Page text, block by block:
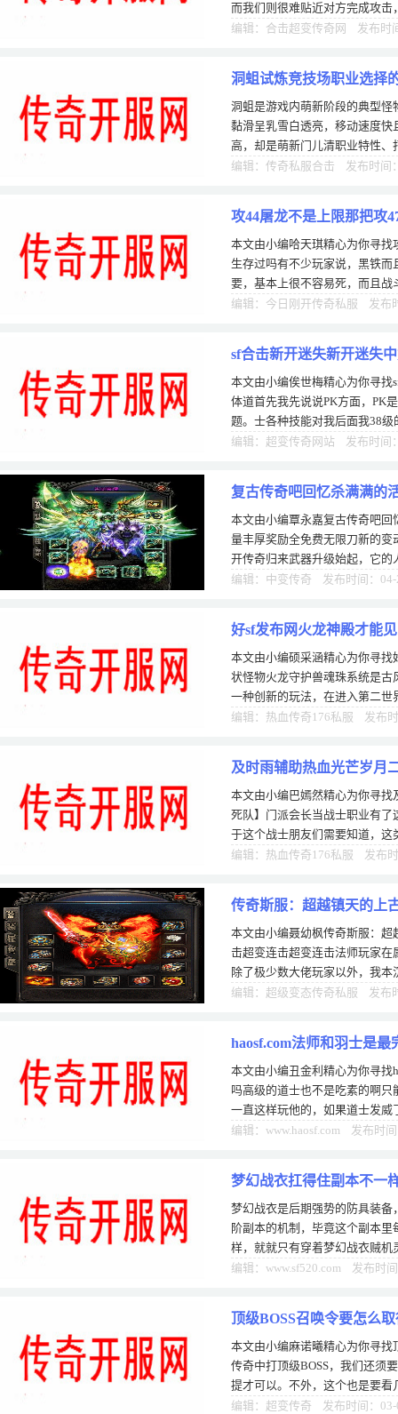
而我们则很难贴近对方完成攻
户端直追着对方，那么这是没有
编辑：合击超变传奇网 发布时
洞蛆试炼竞技场职业选择
洞蛆是游戏内萌新阶段的典型
黏滑呈乳雪白透亮，移动速度
高，却是萌新门儿清职业特性
技场活动是游戏内最中心竞技玩
编辑：传奇私服合击 发布时间
攻44屠龙不是上限那把攻
本文由小编哈天琪精心为你寻
生存过吗有不少玩家说，黑铁
要，基本上很不容易死，而且
公会在打公有很多人说，这个阶
编辑：今日刚开传奇私服 发布
sf合击新开迷失新开迷失
本文由小编俟世梅精心为你寻
体道首先我先说说PK方面，PK
题。士各种技能对我后面我38
一直出极品，我装备也换了一身
编辑：超变传奇网站 发布时间
复古传奇吧回忆杀满满的
奖励
本文由小编覃永嘉复古传奇吧
量丰厚奖励全免费无限刀新的
开传奇归来武器升级始起，它
常，赢得圈法师职了一批又也需
编辑：中变传奇 发布时间：04-
好sf发布网火龙神殿才能
本文由小编硕采涵精心为你寻
状怪物火龙守护兽魂珠系统是
一种创新的玩法，在进入第二世
也就是说我们需要达到93级才能
编辑：热血传奇176私服 发布
及时雨辅助热血光芒岁月
本文由小编巴嫣然精心为你寻
死队】门派会长当战士职业有
于这个战士朋友们需要知道，
业基本就没有任何优势可言了，
编辑：热血传奇176私服 发布
传奇斯服：超越镇天的上
本文由小编聂幼枫传奇斯服：
击超变连击超变连击法师玩家
除了极少数大佬玩家以外，我
私服大多数法师玩家在防十彩传
编辑：超级变态传奇私服 发布
haosf.com法师和羽士是最
本文由小编丑金利精心为你寻找
吗高级的道士也不是吃素的啊
一直这样玩他的，如果道士发
游戏中，还有着很多隐藏的东西
编辑：www.haosf.com 发布时
梦幻战衣扛得住副本不一
梦幻战衣是后期强势的防具装
阶副本的机制，毕竟这个副本里
样，就就只有穿着梦幻战衣贼
关、拿下神级货奖励。这件战衣
编辑：www.sf520.com 发布时
顶级BOSS召唤令要怎么
本文由小编麻诺曦精心为你寻找
传奇中打顶级BOSS，我们还须
提才可以。不外，这个也是要
假如呼唤出壮大BOSS今后，在
编辑：超变传奇 发布时间：03-